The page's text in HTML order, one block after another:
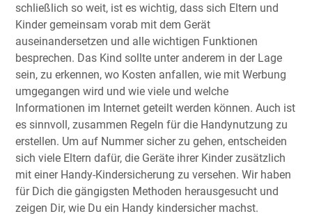
schließlich so weit, ist es wichtig, dass sich Eltern und
Kinder gemeinsam vorab mit dem Gerät
auseinandersetzen und alle wichtigen Funktionen
besprechen. Das Kind sollte unter anderem in der Lage
sein, zu erkennen, wo Kosten anfallen, wie mit Werbung
umgegangen wird und wie viele und welche
Informationen im Internet geteilt werden können. Auch ist
es sinnvoll, zusammen Regeln für die Handynutzung zu
erstellen. Um auf Nummer sicher zu gehen, entscheiden
sich viele Eltern dafür, die Geräte ihrer Kinder zusätzlich
mit einer Handy-Kindersicherung zu versehen. Wir haben
für Dich die gängigsten Methoden herausgesucht und
zeigen Dir, wie Du ein Handy kindersicher machst.